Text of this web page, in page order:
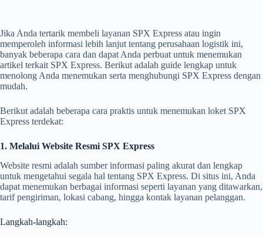
Jika Anda tertarik membeli layanan SPX Express atau ingin
memperoleh informasi lebih lanjut tentang perusahaan logistik ini,
banyak beberapa cara dan dapat Anda perbuat untuk menemukan
artikel terkait SPX Express. Berikut adalah guide lengkap untuk
menolong Anda menemukan serta menghubungi SPX Express dengan
mudah.
Berikut adalah beberapa cara praktis untuk menemukan loket SPX
Express terdekat:
1. Melalui Website Resmi SPX Express
Website resmi adalah sumber informasi paling akurat dan lengkap
untuk mengetahui segala hal tentang SPX Express. Di situs ini, Anda
dapat menemukan berbagai informasi seperti layanan yang ditawarkan,
tarif pengiriman, lokasi cabang, hingga kontak layanan pelanggan.
Langkah-langkah: